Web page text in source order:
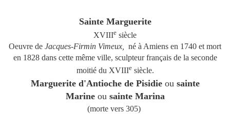
Sainte Marguerite
XVIIIe siècle
Oeuvre de Jacques-Firmin Vimeux,
né à Amiens en 1740 et mort
en 1828 dans cette même ville, sculpteur français de la seconde
moitié du XVIIIesiècle.
Marguerite d'Antioche de Pisidie ou sainte
Marineou sainte Marina
(morte vers 305)